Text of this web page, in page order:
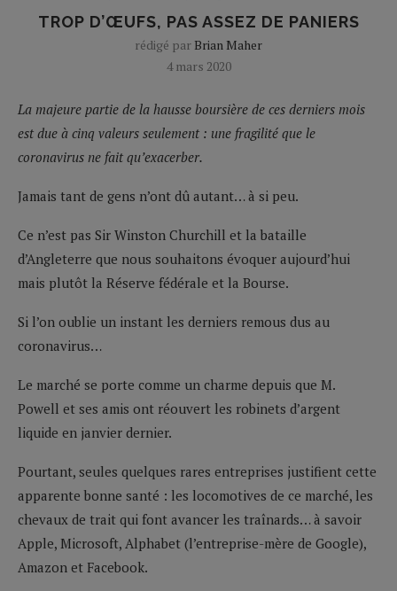
TROP D’ŒUFS, PAS ASSEZ DE PANIERS
rédigé par Brian Maher
4 mars 2020
La majeure partie de la hausse boursière de ces derniers mois
est due à cinq valeurs seulement : une fragilité que le
coronavirus ne fait qu’exacerber.
Jamais tant de gens n’ont dû autant… à si peu.
Ce n’est pas Sir Winston Churchill et la bataille
d’Angleterre que nous souhaitons évoquer aujourd’hui
mais plutôt la Réserve fédérale et la Bourse.
Si l’on oublie un instant les derniers remous dus au
coronavirus…
Le marché se porte comme un charme depuis que M.
Powell et ses amis ont réouvert les robinets d’argent
liquide en janvier dernier.
Pourtant, seules quelques rares entreprises justifient cette
apparente bonne santé : les locomotives de ce marché, les
chevaux de trait qui font avancer les traînards… à savoir
Apple, Microsoft, Alphabet (l’entreprise-mère de Google),
Amazon et Facebook.